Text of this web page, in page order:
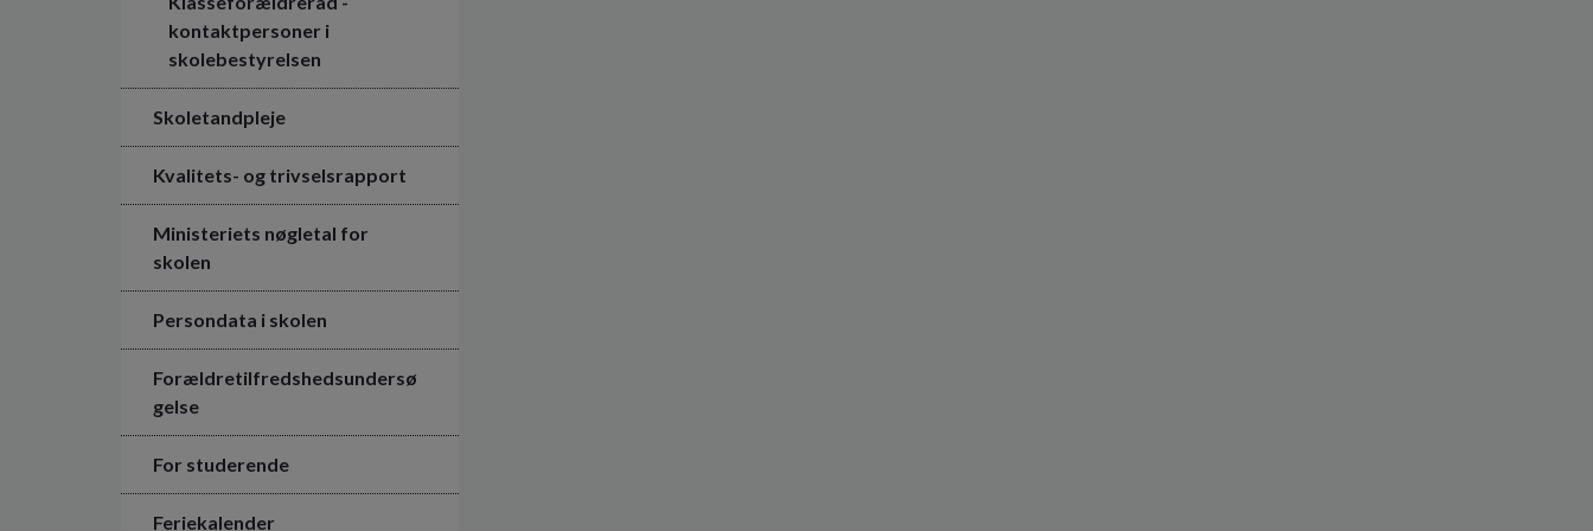
kontaktpersoner i
skolebestyrelsen
Skoletandpleje
Kvalitets- og trivselsrapport
Ministeriets nøgletal for
skolen
Persondata i skolen
Forældretilfredshedsundersø
gelse
For studerende
Feriekalender